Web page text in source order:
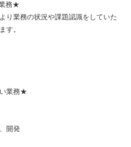
務★
り業務の状況や課題認識をしていた
す。
業務★
開発